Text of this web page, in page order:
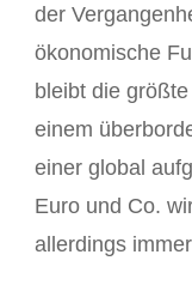
der
ökonomische
bleibt die
einem
einer global
Euro und Co.
allerdings